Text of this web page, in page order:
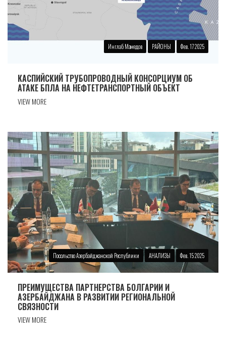
Инглаб Мамедов РАЙОНЫ Фев. 17 2025
КАСПИЙСКИЙ ТРУБОПРОВОДНЫЙ КОНСОРЦИУМ ОБ
АТАКЕ БПЛА НА НЕФТЕТРАНСПОРТНЫЙ ОБЪЕКТ
VIEW MORE
Посольство Азербайджанской Республики АНАЛИЗЫ Фев. 15 2025
ПРЕИМУЩЕСТВА ПАРТНЕРСТВА БОЛГАРИИ И
АЗЕРБАЙДЖАНА В РАЗВИТИИ РЕГИОНАЛЬНОЙ
СВЯЗНОСТИ
VIEW MORE